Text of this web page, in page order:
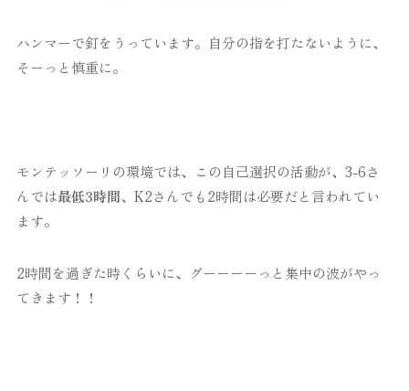
ハンマーで釘をうっています。自分の指を打たないように、
そーっと慎重に。
モンテッソーリの環境では、この自己選択の活動が、3-6さ
んでは最低3時間、K2さんでも2時間は必要だと言われてい
ます。
2時間を過ぎた時くらいに、グーーーーっと集中の波がやっ
てきます！！